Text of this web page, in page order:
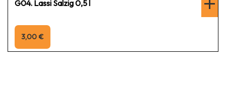
G04. Lassi Salzig 0,5 l
3,00 €